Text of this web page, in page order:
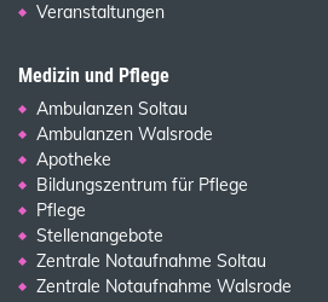
Veranstaltungen
Medizin und Pflege
Ambulanzen Soltau
Ambulanzen Walsrode
Apotheke
Bildungszentrum für Pflege
Pflege
Stellenangebote
Zentrale Notaufnahme Soltau
Zentrale Notaufnahme Walsrode